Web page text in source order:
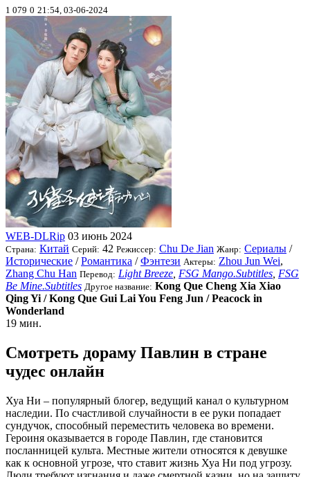
1 079 0 21:54, 03-06-2024
WEB-DLRip 03 июнь 2024
Страна: Китай Серий: 42 Режиссер: Chu De Jian Жанр: Сериалы /
Исторические /Романтика /Фэнтези Актеры: Zhou Jun Wei,
Zhang Chu Han Перевод: Light Breeze FSG Mango.Subtitles FSG
Be Mine.Subtitles Другое название: Kong Que Cheng Xia Xiao
Qing Yi / Kong Que Gui Lai You Feng Jun / Peacock in
Wonderland
19 мин.
Смотреть дораму Павлин в стране
чудес онлайн
Хуа Ни – популярный блогер, ведущий канал о культурном
наследии. По счастливой случайности в ее руки попадает
сундучок, способный переместить человека во времени.
Героиня оказывается в городе Павлин, где становится
посланницей культа. Местные жители относятся к девушке
как к основной угрозе, что ставит жизнь Хуа Ни под угрозу.